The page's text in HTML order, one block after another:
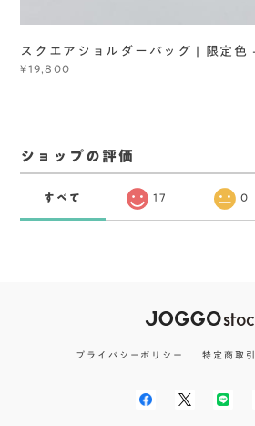
スクエアショルダーバッグ | 限定色
¥19,800
ショップの評価
すべて 17 0
プライバシーポリシー 特定商取